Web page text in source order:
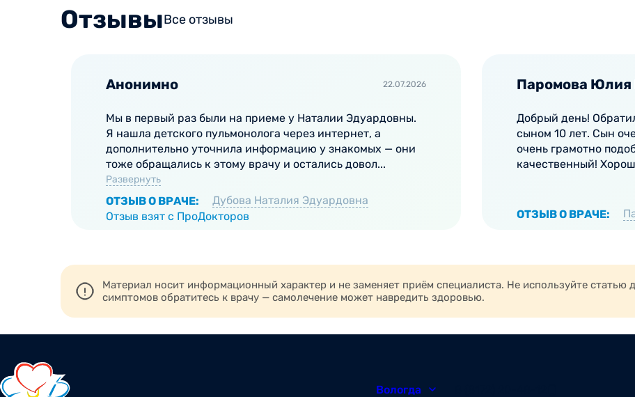
ОтзывыВсе отзывы
Анонимно 22.07.2026
Мы в первый раз были на приеме у Наталии Эдуардовны.
Я нашла детского пульмонолога через интернет, а
дополнительно уточнила информацию у знакомых — они
тоже обращались к этому врачу и остались довол...
Развернуть
ОТЗЫВ О ВРАЧЕ:
Дубова Наталия Эдуардовна
Отзыв взят с ПроДокторов
Паромова Юлия
Добрый день!
сыном 10 лет. Сын
очень грамотно
качественный!
ОТЗЫВ О ВРАЧЕ:
Материал носит информационный характер и не заменяет приём специалиста. Не используйте статью
симптомов обратитесь к врачу — самолечение может навредить здоровью.
Вологда